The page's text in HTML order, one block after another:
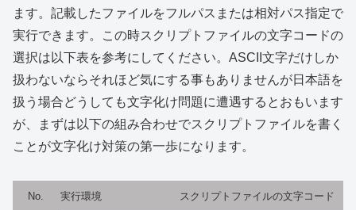
ます。記載したファイルをフルパスまたは相対パス指定で
実行できます。この時スクリプトファイルの文字コードの
選択は以下表を参考にしてください。ASCII文字だけしか
扱わないならそれほど気にする事もありませんが日本語を
扱う場合どうしても文字化け問題に遭遇するとおもいます
が、まずは以下の組み合わせでスクリプトファイルを書く
ことが文字化け対策の第一歩になります。
No. 実行環境 スクリプトファイルの文字コード